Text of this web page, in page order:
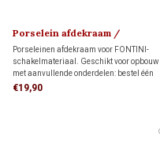
Porselein afdekraam /
montageplaat 1910
Porseleinen afdekraam voor FONTINI-
schakelmateriaal. Geschikt voor opbouw
met aanvullende onderdelen: bestel één
montagering voor directe wandmontage of
€19,90